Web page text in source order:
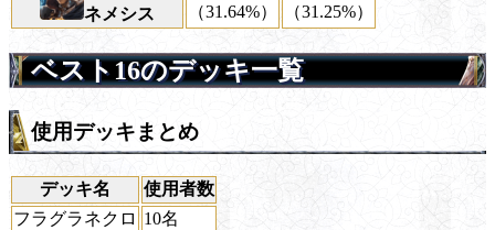
ネメシス
（31.64%）
（31.25%）
ベスト16のデッキ一覧
使用デッキまとめ
デッキ名
使用者数
フラグラネクロ 10名